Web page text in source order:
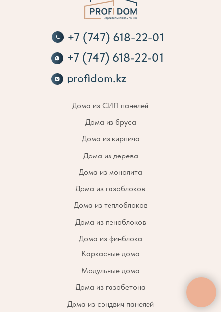
+7 (747) 618-22-01
Дома из бруса
+7 (747) 618-22-01
Дома из дерева
Дома из монолита
Дома из СИП панелей
Каркасные дома
Дома из газоблоков
Дома из газобетона
Модульные дома
Дома из кирпича
Дома из сэндвич панелей
profidom.kz
Дома из пеноблоков
Дома из теплоблоков
Дома из финблока